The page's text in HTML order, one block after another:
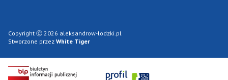
Copyright Ⓒ 2026 aleksandrow-lodzki.pl
Stworzone przez White Tiger